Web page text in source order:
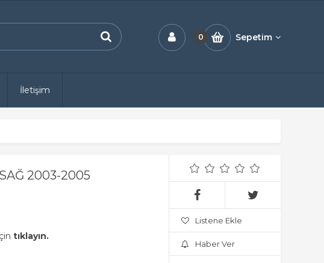
0 Sepetim
İletişim
2003-2005
tıklayın.
Listene Ekle
Haber Ver